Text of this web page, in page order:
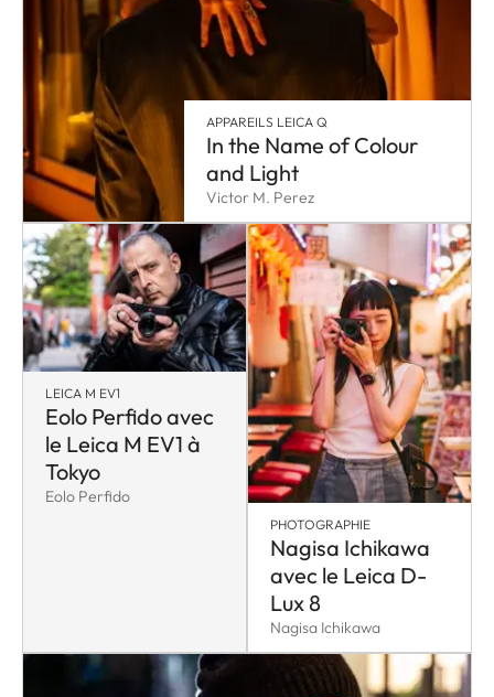
APPAREILS LEICA Q
In the Name of Colour
and Light
Victor M. Perez
LEICA M EV1
Eolo Perfido avec
le Leica M EV1 à
Tokyo
Eolo Perfido
PHOTOGRAPHIE
Nagisa Ichikawa
avec le Leica D-
Lux 8
Nagisa Ichikawa